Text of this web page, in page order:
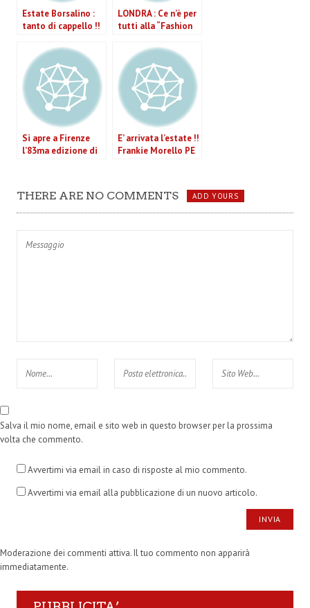
Estate Borsalino :
tanto di cappello !!
LONDRA : Ce n’è per
tutti alla “Fashion
Spring/Summer
2011
Si apre a Firenze
l’83ma edizione di
E’ arrivata l’estate !!
Frankie Morello PE
THERE ARE NO COMMENTS ADD YOURS
Salva il mio nome, email e sito web in questo browser per la prossima
volta che commento.
Avvertimi via email in caso di risposte al mio commento.
Avvertimi via email alla pubblicazione di un nuovo articolo.
Moderazione dei commenti attiva. Il tuo commento non apparirà
immediatamente.